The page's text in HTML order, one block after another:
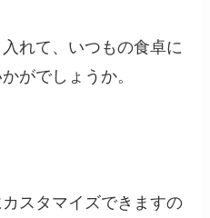
れて、いつもの食卓に
がでしょうか。
スタマイズできますの